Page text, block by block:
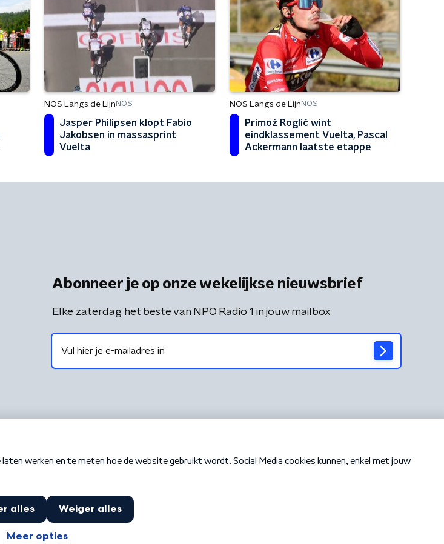
NOS Langs de Lijn NOS
Jasper Philipsen klopt Fabio
Jakobsen in massasprint
Vuelta
NOS Langs de Lijn NOS
Primož Roglič wint
eindklassement Vuelta, Pascal
Ackermann laatste etappe
Abonneer je op onze wekelijkse nieuwsbrief
Elke zaterdag het beste van NPO Radio 1 in jouw mailbox